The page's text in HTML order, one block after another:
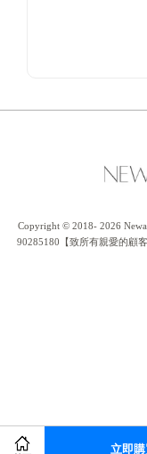
立即
Copyright © 2018- 2026
90285180【致所有親愛的顧